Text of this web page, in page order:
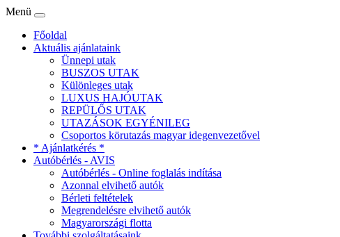
Menü
Főoldal
Aktuális ajánlataink
Ünnepi utak
BUSZOS UTAK
Különleges utak
LUXUS HAJÓUTAK
REPÜLŐS UTAK
UTAZÁSOK EGYÉNILEG
Csoportos körutazás magyar idegenvezetővel
* Ajánlatkérés *
Autóbérlés - AVIS
Autóbérlés - Online foglalás indítása
Azonnal elvihető autók
Bérleti feltételek
Megrendelésre elvihető autók
Magyarországi flotta